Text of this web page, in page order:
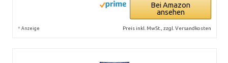
Bei Amazon
ansehen
* Anzeige Preis inkl. MwSt., zzgl. Versandkosten